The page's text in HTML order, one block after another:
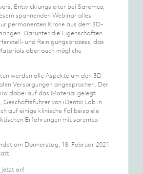
Entwicklungsleiter bei Saremco,
spannenden Webinar alles
permanenten Krone aus dem 3D-
Darunter die Eigenschaften
und Reinigungsprozess, das
aber auch mögliche
werden alle Aspekte um den 3D-
Versorgungen angesprochen. Der
dabei auf das Material gelegt.
Geschäftsführer von iDentic Lab in
auf einige klinische Fallbeispiele
Erfahrungen mit saremco
am Donnerstag, 18. Februar 2021
jetzt an!